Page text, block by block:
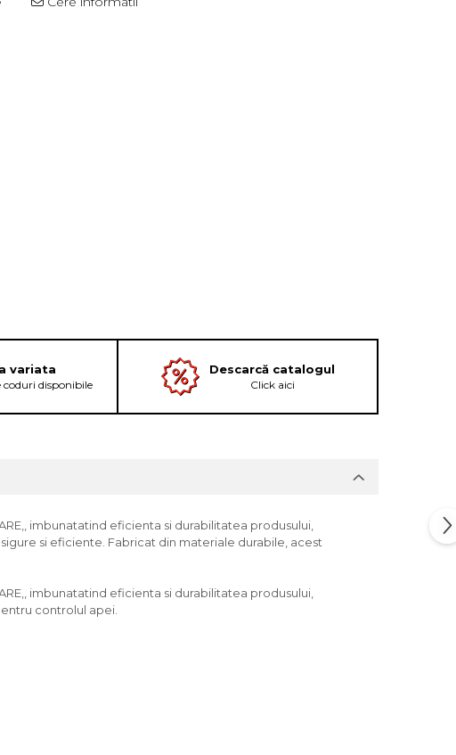
variata
coduri disponibile
Descarcă catalogul
Click aici
imbunatatind eficienta si durabilitatea produsului,
si eficiente. Fabricat din materiale durabile, acest
imbunatatind eficienta si durabilitatea produsului,
controlul apei.